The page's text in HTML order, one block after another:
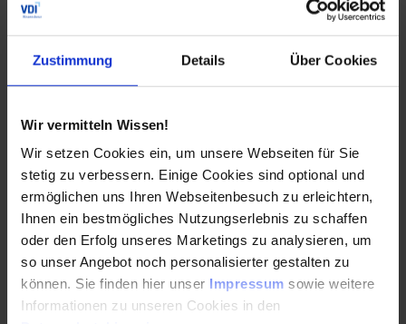
Zustimmung Details Über Cookies
Wir vermitteln Wissen!
Wir setzen Cookies ein, um unsere Webseiten für Sie
stetig zu verbessern. Einige Cookies sind optional und
ermöglichen uns Ihren Webseitenbesuch zu erleichtern,
Ihnen ein bestmögliches Nutzungserlebnis zu schaffen
oder den Erfolg unseres Marketings zu analysieren, um
so unser Angebot noch personalisierter gestalten zu
können. Sie finden hier unser Impressum sowie weitere
Informationen zu unseren Cookies in den
Aufwandsabschätzung beim Projektstart
Stunden
Ressourcen- und Terminplanung
Kostenplan
Durch Steuerung und Controlling den Projekterfolg
sicherstellen
Erkennen von Abweichungen